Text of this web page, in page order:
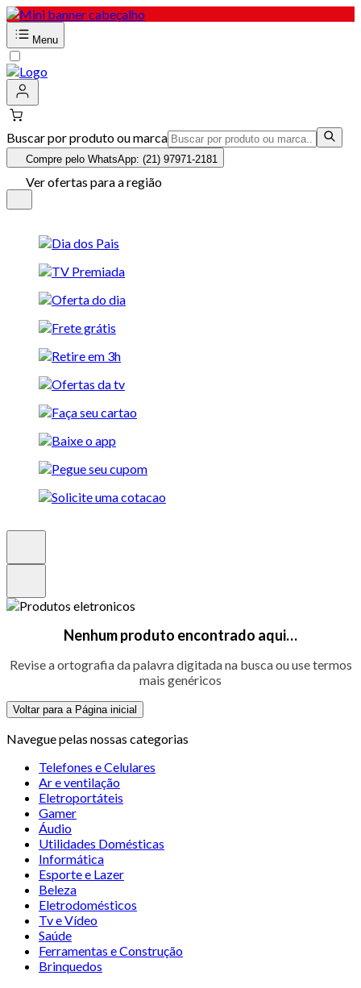
Menu
Buscar por produto ou marca
Compre pelo WhatsApp: (21) 97971-2181
Ver ofertas para a região
Nenhum produto encontrado aqui…
Revise a ortografia da palavra digitada na busca ou use termos
mais genéricos
Voltar para a Página inicial
Navegue pelas nossas categorias
Telefones e Celulares
Ar e ventilação
Eletroportáteis
Gamer
Áudio
Utilidades Domésticas
Informática
Esporte e Lazer
Beleza
Eletrodomésticos
Tv e Vídeo
Saúde
Ferramentas e Construção
Brinquedos